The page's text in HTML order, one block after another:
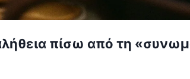
πίσω από τη